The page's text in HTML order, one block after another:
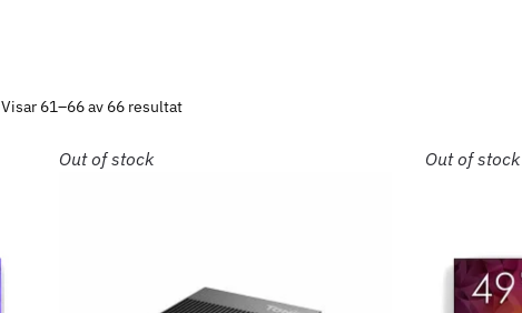
Visar 61–66 av 66 resultat
Out of stock Out of stock